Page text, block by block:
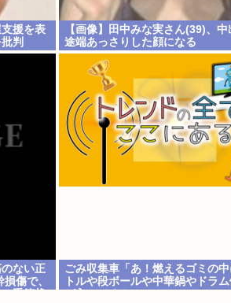
援を表
判
【画像】田中みな実さん(39)、
途端あっさりした顔になる
ない正
傷で、
ごみ収集車「あ！燃えるゴミの
トルや段ボールや中華鍋やドラ